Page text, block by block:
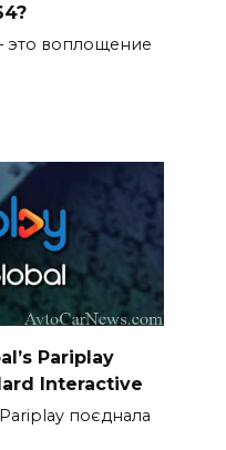
это воплощение
Pariplay
Interactive
поєднала